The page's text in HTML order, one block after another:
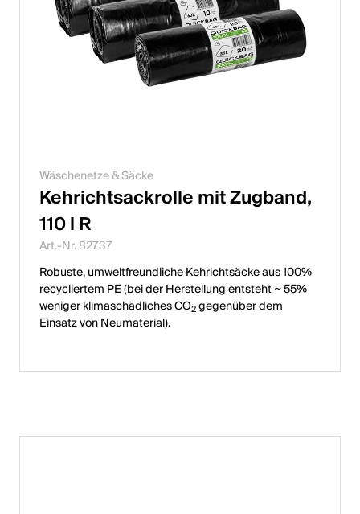
Wäschenetze & Säcke
Kehrichtsackrolle mit Zugband,
110 l R
Art.-Nr. 82737
Robuste, umweltfreundliche Kehrichtsäcke aus 100%
recycliertem PE (bei der Herstellung entsteht ~ 55%
weniger klimaschädliches CO2gegenüber dem
Einsatz von Neumaterial).